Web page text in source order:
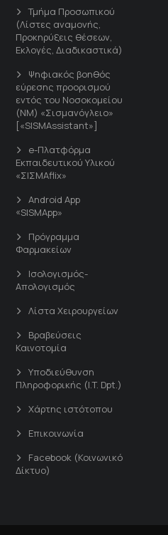
Τμήμα Προσωπικού
(Λίστες αναμονής,
Προκηρύξεις θέσεων,
Εκλογές, Διαδικαστικά)
Ψηφιακός βοηθός
εύρεσης προορισμού
εντός του Νοσοκομείου
(ΝΜ) «Σισμανόγλειο»
[«SISMAssistant»]
e-Πλατφόρμα
Εκπαιδευτικού Υλικού
«ΣΙΣΜΑflix»
Android App
«SISMApp»
Πρόγραμμα
Φαρμακείων
Ισολογισμός-
Απολογισμός
Λίστα Χειρουργείων
Βραβεύσεις
Καινοτομία
Υποδιεύθυνση
Πληροφορικής (I.T. Dpt.)
Χάρτης ιστότοπου
Επικοινωνία
Facebook (Κοινωνικό
Δίκτυο)